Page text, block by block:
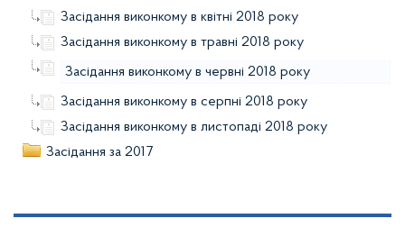
Засідання виконкому в квітні 2018 року
Засідання виконкому в травні 2018 року
Засідання виконкому в червні 2018 року
Засідання виконкому в серпні 2018 року
Засідання виконкому в листопаді 2018 року
Засідання за 2017